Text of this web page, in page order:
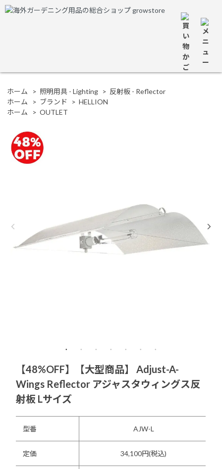
ホーム > 照明用具 - Lighting > 反射板 - Reflector
ホーム
> ブランド > HELLION
ホーム
> OUTLET
【48%OFF】【大型商品】 Adjust-A-
Wings Reflector アジャスタウィングス反
射板 Lサイズ
型番 AJW-L
定価 34,100円(税込)